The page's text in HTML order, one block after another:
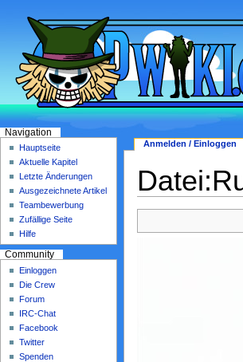
Anmelden / Einloggen
Navigation
Hauptseite
Aktuelle Kapitel
Letzte Änderungen
Ausgezeichnete Artikel
Teambewerbung
Zufällige Seite
Hilfe
Community
Einloggen
Die Crew
Forum
IRC-Chat
Facebook
Twitter
Spenden